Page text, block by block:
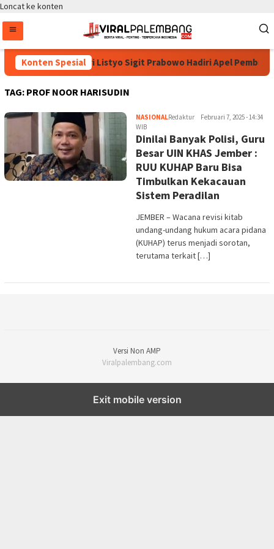
Loncat ke konten
Konten SpesialKapolri Listyo Sigit Prabowo Hadiri Apel
TAG: PROF NOOR HARISUDIN
NASIONALRedaktur
Februari 7, 2025 - 14:34
WIB
Dinilai Banyak Polisi, Guru
Besar UIN KHAS Jember :
RUU KUHAP Baru Bisa
Timbulkan Kekacauan
Sistem Peradilan
JEMBER – Wacana revisi kitab
undang-undang hukum acara pidana
(KUHAP) terus menjadi sorotan,
terutama terkait […]
Versi Non AMP
Viralpalembang.com
Exit mobile version